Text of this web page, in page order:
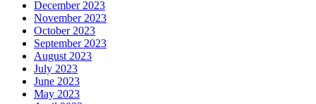
December 2023
November 2023
October 2023
September 2023
August 2023
July 2023
June 2023
May 2023